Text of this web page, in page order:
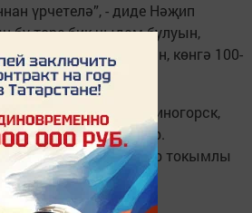
үрчетелә”, - диде Нәҗип
бу төре бик чыдам булуын,
үзләре казып табуын, көнгә 100-
сөйләде.
атларны Лениногорск,
үрчетәләр.
300 баш тирәсе татар токымлы